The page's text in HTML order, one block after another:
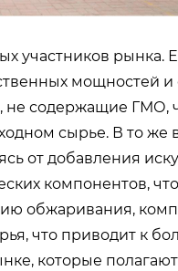
участников рынка.
мощностей и
не содержащие ГМО,
сырье. В то же
от добавления
компонентов,
обжаривания,
что приводит к
которые